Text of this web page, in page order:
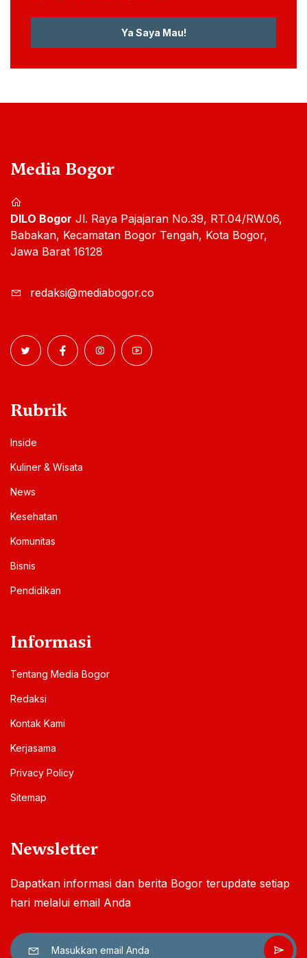
Ya Saya Mau!
Media Bogor
DILO Bogor Jl. Raya Pajajaran No.39, RT.04/RW.06,
Babakan, Kecamatan Bogor Tengah, Kota Bogor,
Jawa Barat 16128
redaksi@mediabogor.co
Rubrik
Inside
Kuliner & Wisata
News
Kesehatan
Komunitas
Bisnis
Pendidikan
Informasi
Tentang Media Bogor
Redaksi
Kontak Kami
Kerjasama
Privacy Policy
Sitemap
Newsletter
Dapatkan informasi dan berita Bogor terupdate setiap
hari melalui email Anda